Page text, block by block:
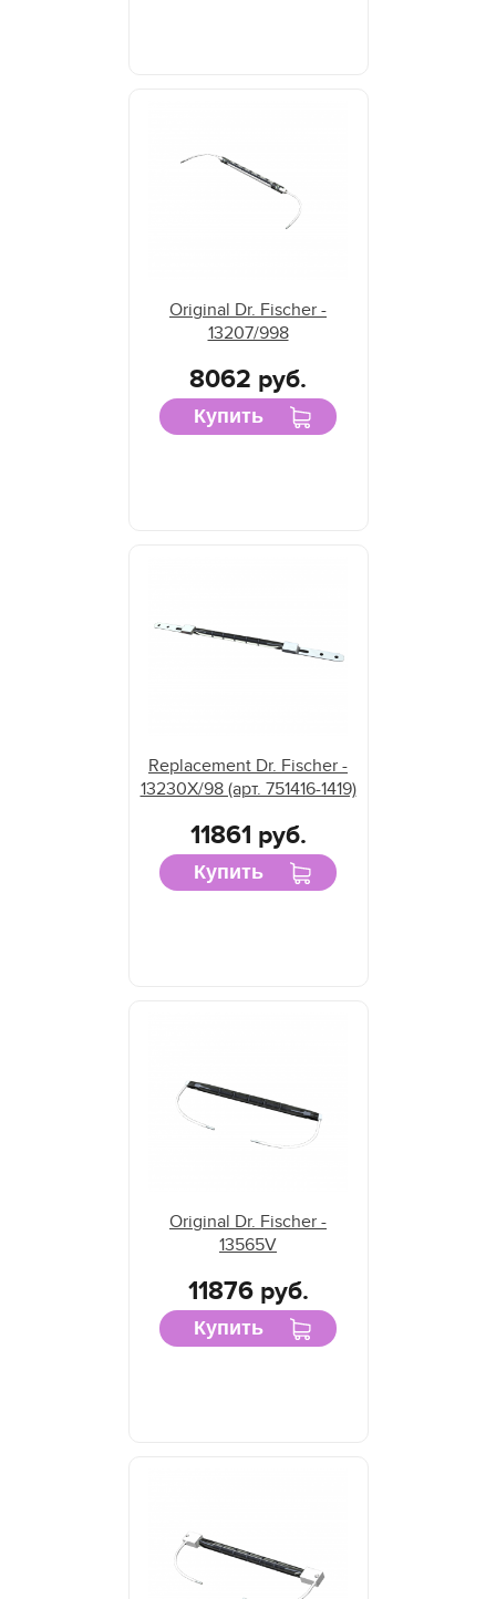
Original Dr. Fischer -
13207/998
8062 руб.
Купить
Replacement Dr. Fischer -
13230X/98 (арт. 751416-1419)
11861 руб.
Купить
Original Dr. Fischer -
13565V
11876 руб.
Купить